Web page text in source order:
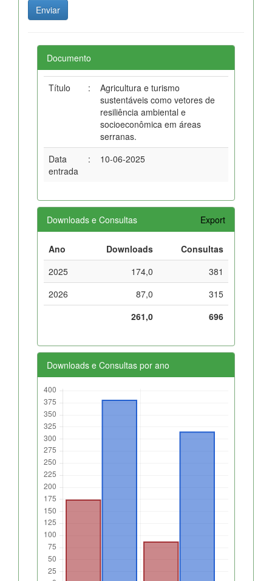
Documento
Título :
Agricultura e turismo
sustentáveis como vetores de
resiliência ambiental e
socioeconômica em áreas
serranas.
Data
entrada
: 10-06-2025
Downloads e Consultas Export
Ano Downloads
Consultas
2025
174,0
381
2026
87,0
315
261,0
696
Downloads e Consultas por ano